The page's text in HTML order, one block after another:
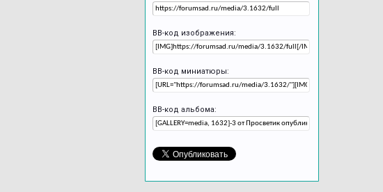
BB-код изображения:
BB-код миниатюры:
BB-код альбома: